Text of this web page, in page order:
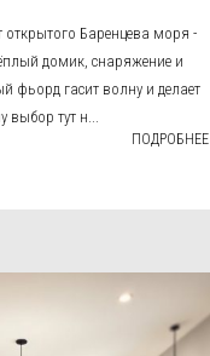
открытого Баренцева моря -
домик, снаряжение и
фьорд гасит волну и делает
выбор тут н...
ПОДРОБНЕЕ